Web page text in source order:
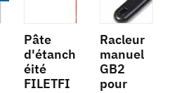
Pâte
d'étanch
éité
FILETFI
Racleur
manuel
GB2
pour